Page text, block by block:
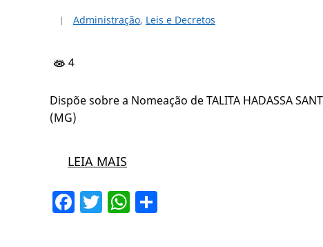
Administração, Leis e Decretos
4
Dispõe sobre a Nomeação de TALITA HADASSA
(MG)
LEIA MAIS
Facebook
TwitterWhatsApp